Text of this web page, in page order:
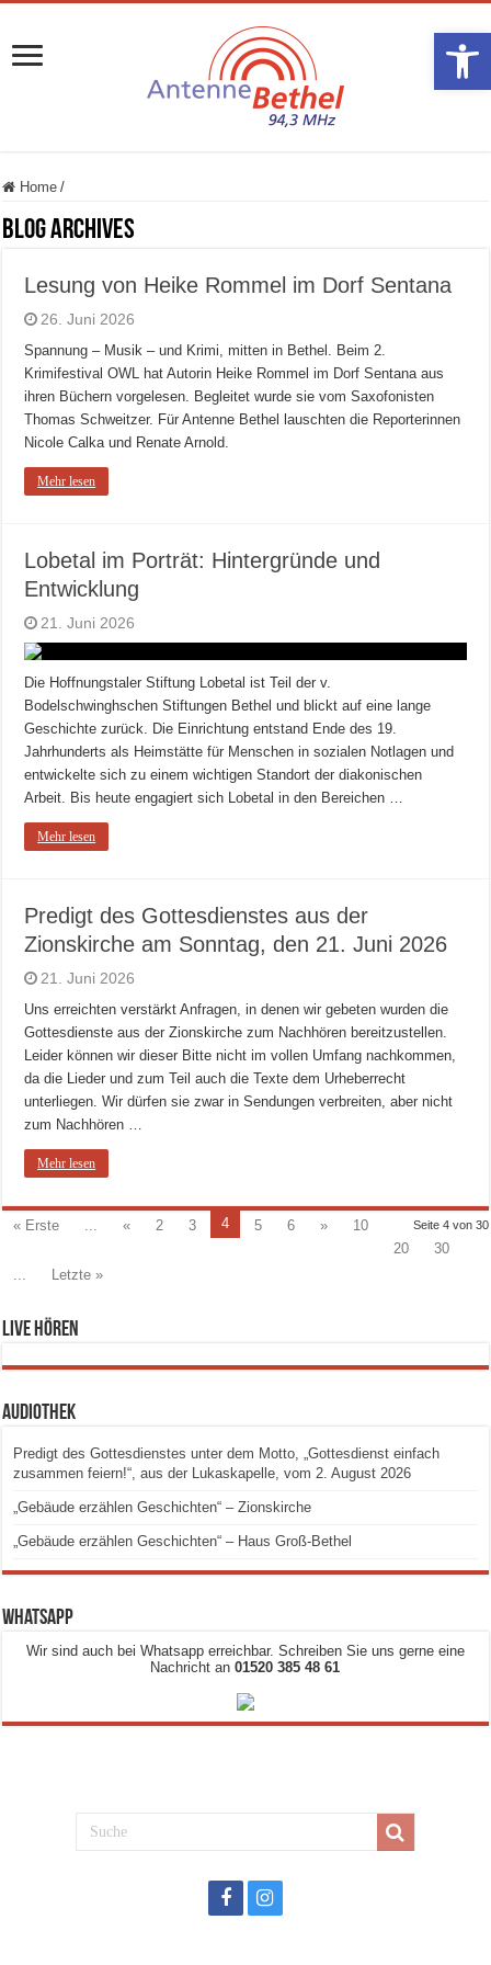
Home /
Blog Archives
Lesung von Heike Rommel im Dorf Sentana
26. Juni 2026
Spannung – Musik – und Krimi, mitten in Bethel. Beim 2.
Krimifestival OWL hat Autorin Heike Rommel im Dorf Sentana aus
ihren Büchern vorgelesen. Begleitet wurde sie vom Saxofonisten
Thomas Schweitzer. Für Antenne Bethel lauschten die Reporterinnen
Nicole Calka und Renate Arnold.
Mehr lesen
Lobetal im Porträt: Hintergründe und
Entwicklung
21. Juni 2026
Die Hoffnungstaler Stiftung Lobetal ist Teil der v.
Bodelschwinghschen Stiftungen Bethel und blickt auf eine lange
Geschichte zurück. Die Einrichtung entstand Ende des 19.
Jahrhunderts als Heimstätte für Menschen in sozialen Notlagen und
entwickelte sich zu einem wichtigen Standort der diakonischen
Arbeit. Bis heute engagiert sich Lobetal in den Bereichen …
Mehr lesen
Predigt des Gottesdienstes aus der
Zionskirche am Sonntag, den 21. Juni 2026
21. Juni 2026
Uns erreichten verstärkt Anfragen, in denen wir gebeten wurden die
Gottesdienste aus der Zionskirche zum Nachhören bereitzustellen.
Leider können wir dieser Bitte nicht im vollen Umfang nachkommen,
da die Lieder und zum Teil auch die Texte dem Urheberrecht
unterliegen. Wir dürfen sie zwar in Sendungen verbreiten, aber nicht
zum Nachhören …
Mehr lesen
Seite 4 von 30
« Erste ... « 2 3 4 5 6 »
10
20
30
...
Letzte »
Live hören
Audiothek
Predigt des Gottesdienstes unter dem Motto, „Gottesdienst einfach
zusammen feiern!“, aus der Lukaskapelle, vom 2. August 2026
„Gebäude erzählen Geschichten“ – Zionskirche
„Gebäude erzählen Geschichten“ – Haus Groß-Bethel
Whatsapp
Wir sind auch bei Whatsapp erreichbar. Schreiben Sie uns gerne eine
Nachricht an01520 385 48 61